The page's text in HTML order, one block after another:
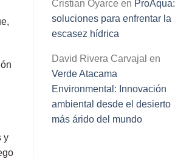
y
Cristian Oyarce en ProAqua:
soluciones para enfrentar la
escasez hídrica
David Rivera Carvajal en
Verde Atacama
Environmental: Innovación
ambiental desde el desierto
más árido del mundo